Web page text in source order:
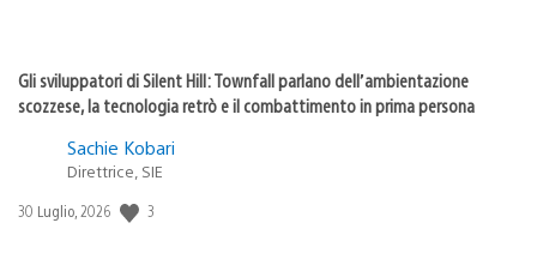
Gli sviluppatori di Silent Hill: Townfall parlano dell’ambientazione
scozzese, la tecnologia retrò e il combattimento in prima persona
Sachie Kobari
Direttrice, SIE
Data
30 Luglio, 2026 3